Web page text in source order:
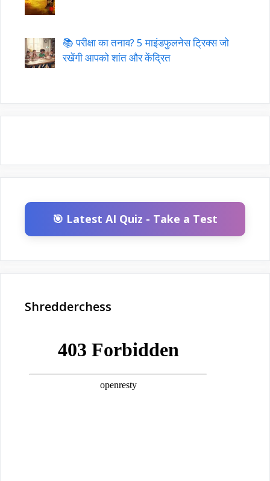
📚 परीक्षा का तनाव? 5 माइंडफुलनेस ट्रिक्स जो
रखेंगी आपको शांत और केंद्रित
🎯 Latest AI Quiz - Take a Test
Shredderchess